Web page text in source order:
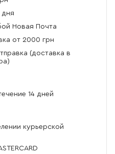
дня
Новая Почта
от 2000 грн
(доставка в
14 дней
курьерской